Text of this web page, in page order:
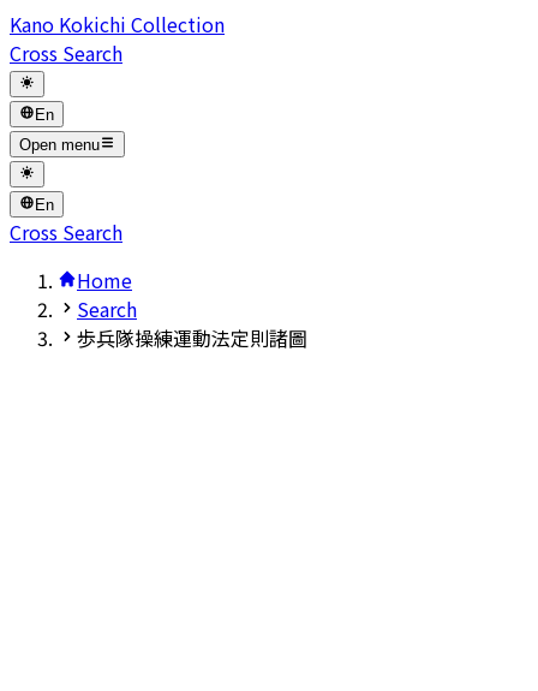
Kano Kokichi Collection
Cross Search
En
Open menu
En
Cross Search
Home
Search
歩兵隊操練運動法定則諸圖